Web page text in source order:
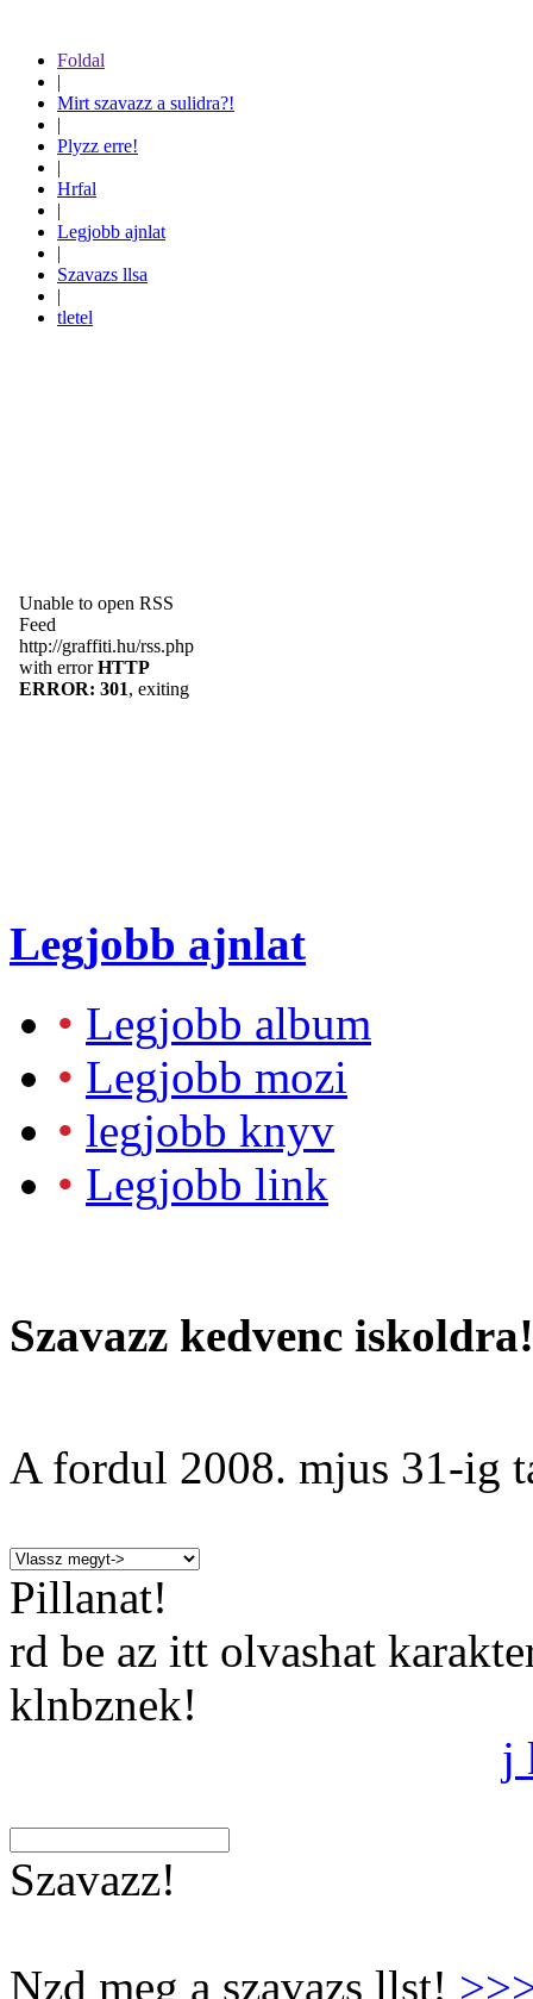
Foldal
|
Mirt szavazz a sulidra?!
|
Plyzz erre!
|
Hrfal
|
Legjobb ajnlat
|
Szavazs llsa
|
tletel
Legjobb ajnlat
• Legjobb album
• Legjobb mozi
• legjobb knyv
• Legjobb link
Szavazz kedvenc iskoldra!
A fordul 2008. mjus 31-ig
Pillanat!
rd be az itt olvashat
klnbznek!
j
Szavazz!
Nzd meg a szavazs llst!